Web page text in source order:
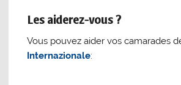
Les aiderez-vous ?
Vous pouvez aider vos camarades
Internazionale: